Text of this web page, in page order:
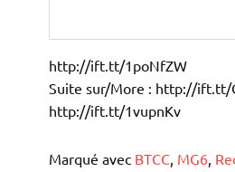
http://ift.tt/1poNfZW
Suite sur/More : http://ift.tt/
http://ift.tt/1vupnKv
Marqué avec BTCC, MG6,